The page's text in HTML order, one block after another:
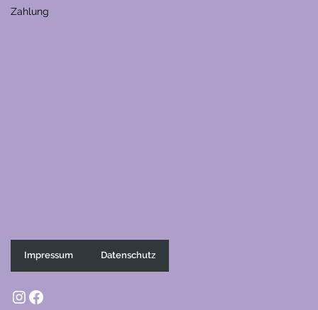
Zahlung
Impressum Datenschutz
Instagram
Facebook